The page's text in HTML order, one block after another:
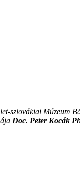
szlovákiai Múzeum
Doc. Peter Kocák